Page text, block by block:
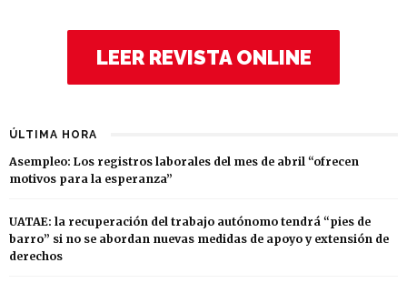
LEER REVISTA ONLINE
ÚLTIMA HORA
Asempleo: Los registros laborales del mes de abril “ofrecen
motivos para la esperanza”
UATAE: la recuperación del trabajo autónomo tendrá “pies de
barro” si no se abordan nuevas medidas de apoyo y extensión de
derechos